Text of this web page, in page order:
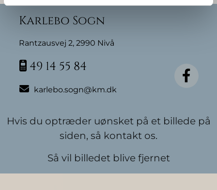
Karlebo Sogn
Rantzausvej 2, 2990 Nivå
 49 14 55 84
 karlebo.sogn@km.dk
Hvis du optræder uønsket på et billede på
siden, så kontakt os.
Så vil billedet blive fjernet